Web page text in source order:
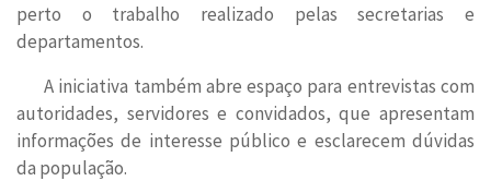
perto o trabalho realizado pelas secretarias e
departamentos.
A iniciativa também abre espaço para entrevistas com
autoridades, servidores e convidados, que apresentam
informações de interesse público e esclarecem dúvidas
da população.